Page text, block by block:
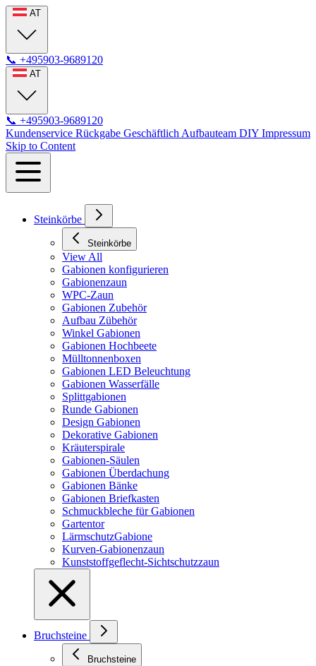
AT
📞 +495903-9689120
AT
📞 +495903-9689120
Kundenservice Rückgabe Geschäftlich Aufbauteam DIY Impressum
Skip to Content
Steinkörbe
Steinkörbe
View All
Gabionen konfigurieren
Gabionenzaun
WPC-Zaun
Gabionen Zubehör
Aufbau Zübehör
Winkel Gabionen
Gabionen Hochbeete
Mülltonnenboxen
Gabionen LED Beleuchtung
Gabionen Wasserfälle
Splittgabionen
Runde Gabionen
Design Gabionen
Dekorative Gabionen
Kräuterspirale
Gabionen-Säulen
Gabionen Überdachung
Gabionen Bänke
Gabionen Briefkasten
Schmuckbleche für Gabionen
Gartentor
LärmschutzGabione
Kurven-Gabionenzaun
Kunststoffgeflecht-Sichtschutzzaun
Bruchsteine
Bruchsteine